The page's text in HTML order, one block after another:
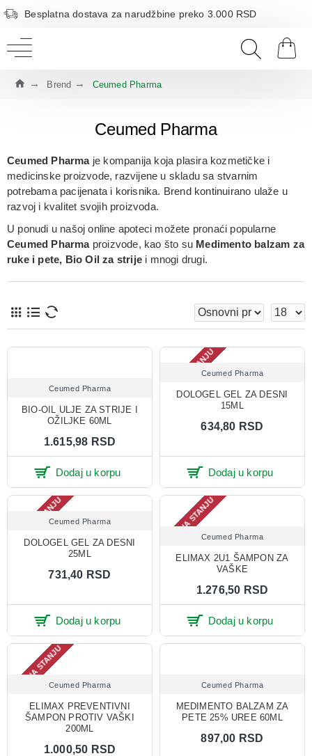
Besplatna dostava za narudžbine preko 3.000 RSD
Brend Ceumed Pharma
Ceumed Pharma
Ceumed Pharmaje kompanija koja plasira kozmetičke i
medicinske proizvode, razvijene u skladu sa stvarnim
potrebama pacijenata i korisnika. Brend kontinuirano ulaže u
razvoj i kvalitet svojih proizvoda.
U ponudi u našoj online apoteci možete pronaći popularne
Ceumed Pharmaproizvode, kao što su Medimento balzam za
ruke i pete, Bio Oil za strije i mnogi drugi.
Ceumed Pharma
BIO-OIL ULJE ZA STRIJE I
OŽILJKE 60ML
1.615,98 RSD
Dodaj u korpu
NEMA NA STANJUCeumed Pharma
DOLOGEL GEL ZA DESNI
15ML
634,80 RSD
Dodaj u korpu
NEMA NA STANJUCeumed Pharma
DOLOGEL GEL ZA DESNI
25ML
731,40 RSD
Dodaj u korpu
NEMA NA STANJUCeumed Pharma
ELIMAX 2U1 ŠAMPON ZA
VAŠKE
1.276,50 RSD
Dodaj u korpu
NEMA NA STANJUCeumed Pharma
ELIMAX PREVENTIVNI
ŠAMPON PROTIV VAŠKI
200ML
1.000,50 RSD
Ceumed Pharma
MEDIMENTO BALZAM ZA
PETE 25% UREE 60ML
897,00 RSD